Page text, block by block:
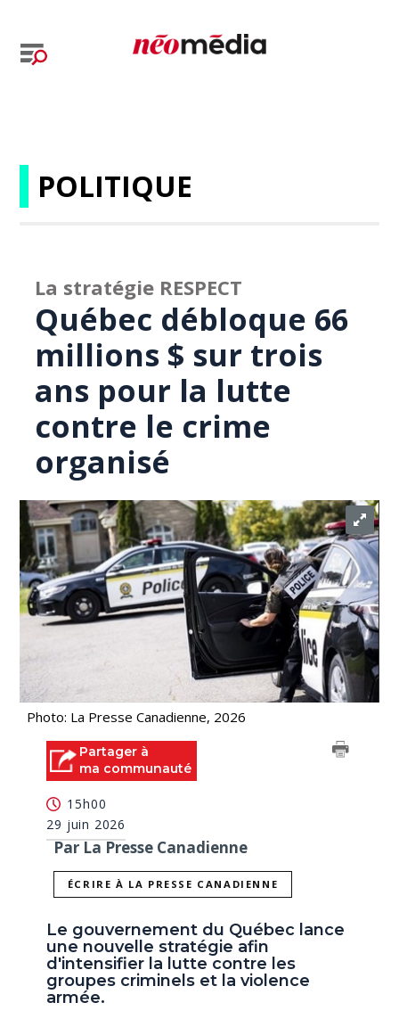
POLITIQUE
La stratégie RESPECT
Québec débloque 66
millions $ sur trois
ans pour la lutte
contre le crime
organisé
Photo: La Presse Canadienne, 2026
Partager à
ma communauté
15h00
29 juin 2026
Par La Presse Canadienne
ÉCRIRE À LA PRESSE CANADIENNE
Le gouvernement du Québec lance
une nouvelle stratégie afin
d'intensifier la lutte contre les
groupes criminels et la violence
armée.